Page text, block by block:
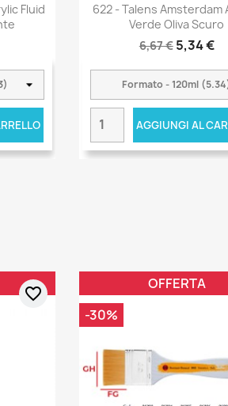
Fluid
622 - Talens Amsterdam
Verde Oliva Scuro
6,67 € 5,34 €
AGGIUNGI AL
favorite_border
OFFERTA
-30%